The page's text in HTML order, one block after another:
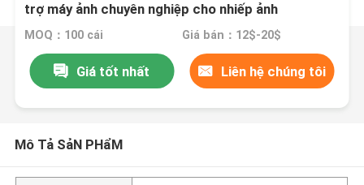
trợ máy ảnh chuyên nghiệp cho nhiếp ảnh
MOQ：100 cái Giá bán：12$-20$
Giá tốt nhất Liên hệ chúng tôi
Mô Tả SảN PHẩM